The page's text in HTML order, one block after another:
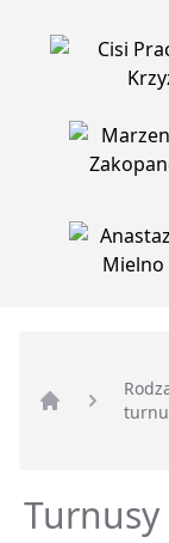
Strona główna